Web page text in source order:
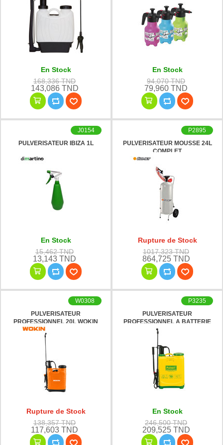
En Stock
168,336 TND
143,086 TND
En Stock
94,070 TND
79,960 TND
PULVERISATEUR IBIZA 1L
J0154
En Stock
15,462 TND
13,143 TND
PULVERISATEUR MOUSSE 24L
COMPLET
P2895
Rupture de Stock
1017,323 TND
864,725 TND
PULVERISATEUR
PROFESSIONNEL 20L WOKIN
W0308
Rupture de Stock
138,357 TND
117,603 TND
PULVERISATEUR
PROFESSIONNEL A BATTERIE
16L PULVERT
P3235
En Stock
246,500 TND
209,525 TND